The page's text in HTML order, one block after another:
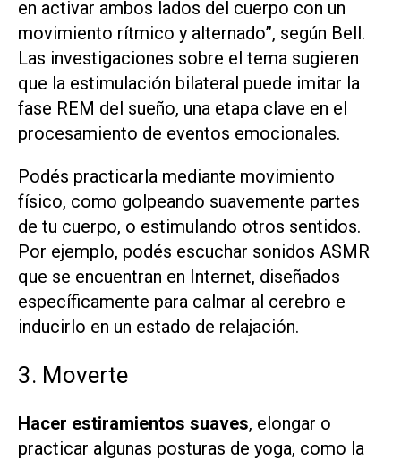
en activar ambos lados del cuerpo con un
movimiento rítmico y alternado”, según Bell.
Las investigaciones sobre el tema sugieren
que la estimulación bilateral puede imitar la
fase REM del sueño, una etapa clave en el
procesamiento de eventos emocionales.
Podés practicarla mediante movimiento
físico, como golpeando suavemente partes
de tu cuerpo, o estimulando otros sentidos.
Por ejemplo, podés escuchar sonidos ASMR
que se encuentran en Internet, diseñados
específicamente para calmar al cerebro e
inducirlo en un estado de relajación.
3. Moverte
Hacer estiramientos suaves, elongar o
practicar algunas posturas de yoga, como la